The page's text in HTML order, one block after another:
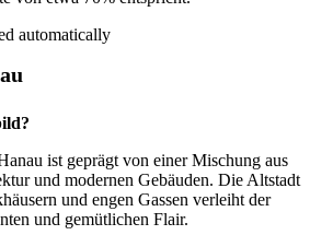
automatically
ist geprägt von einer Mischung aus
und modernen Gebäuden. Die Altstadt
und engen Gassen verleiht der
und gemütlichen Flair.